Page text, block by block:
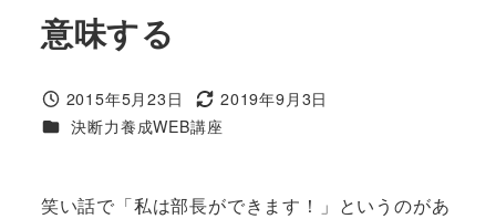
意味する
2015年5月23日
2019年9月3日
決断力養成WEB講座
笑い話で「私は部長ができます！」というのがあ